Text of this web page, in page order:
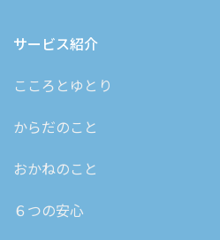
サービス紹介
こころとゆとり
からだのこと
おかねのこと
６つの安心